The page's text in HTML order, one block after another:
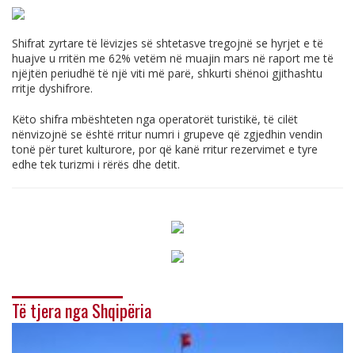
Shifrat zyrtare të lëvizjes së shtetasve tregojnë se hyrjet e të
huajve u rritën me 62% vetëm në muajin mars në raport me të
njëjtën periudhë të një viti më parë, shkurti shënoi gjithashtu
rritje dyshifrore.
Këto shifra mbështeten nga operatorët turistikë, të cilët
nënvizojnë se është rritur numri i grupeve që zgjedhin vendin
tonë për turet kulturore, por që kanë rritur rezervimet e tyre
edhe tek turizmi i rërës dhe detit.
Të tjera nga Shqipëria